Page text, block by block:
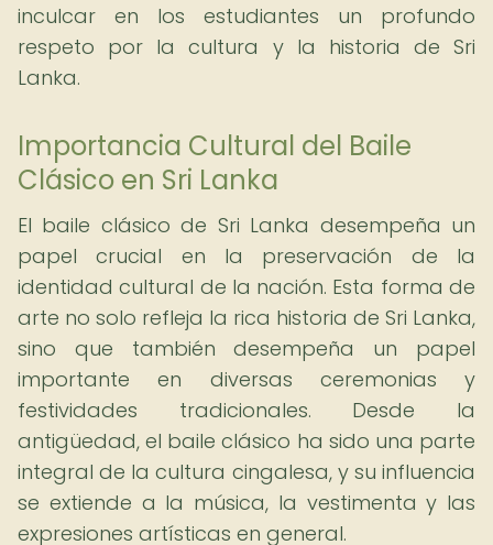
inculcar en los estudiantes un profundo
respeto por la cultura y la historia de Sri
Lanka.
Importancia Cultural del Baile
Clásico en Sri Lanka
El baile clásico de Sri Lanka desempeña un
papel crucial en la preservación de la
identidad cultural de la nación. Esta forma de
arte no solo refleja la rica historia de Sri Lanka,
sino que también desempeña un papel
importante en diversas ceremonias y
festividades tradicionales. Desde la
antigüedad, el baile clásico ha sido una parte
integral de la cultura cingalesa, y su influencia
se extiende a la música, la vestimenta y las
expresiones artísticas en general.